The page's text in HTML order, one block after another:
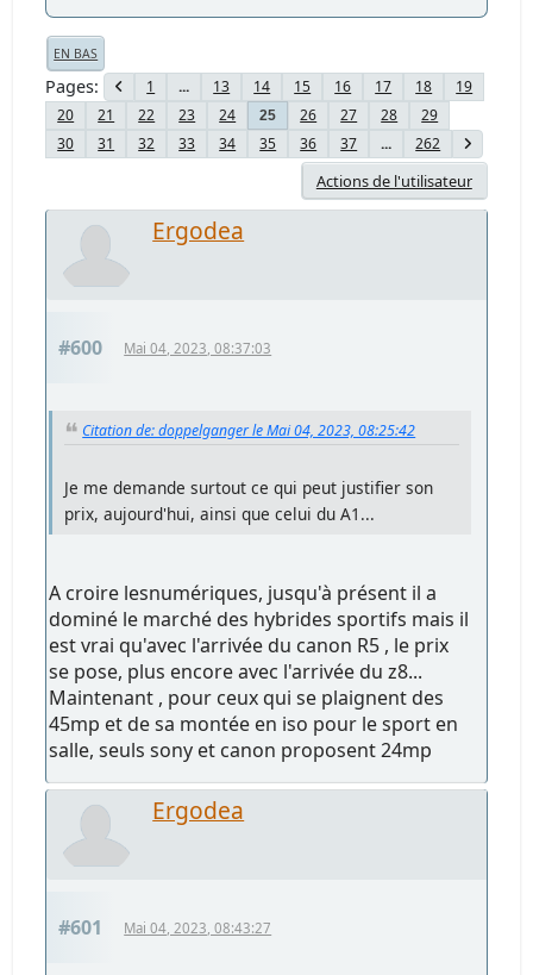
EN BAS
Pages 1 ... 13 14 15 16 17 18
19
20
21 22 23 24 25 26 27 28
29
30
31 32 33 34 35 36 37 ... 262
Actions de l'utilisateur
Ergodea
#600 Mai 04, 2023, 08:37:03
Citation de: doppelganger le Mai 04, 2023, 08:25:42
Je me demande surtout ce qui peut justifier son
prix, aujourd'hui, ainsi que celui du A1...
A croire lesnumériques, jusqu'à présent il a
dominé le marché des hybrides sportifs mais il
est vrai qu'avec l'arrivée du canon R5 , le prix
se pose, plus encore avec l'arrivée du z8...
Maintenant , pour ceux qui se plaignent des
45mp et de sa montée en iso pour le sport en
salle, seuls sony et canon proposent 24mp
Ergodea
#601 Mai 04, 2023, 08:43:27